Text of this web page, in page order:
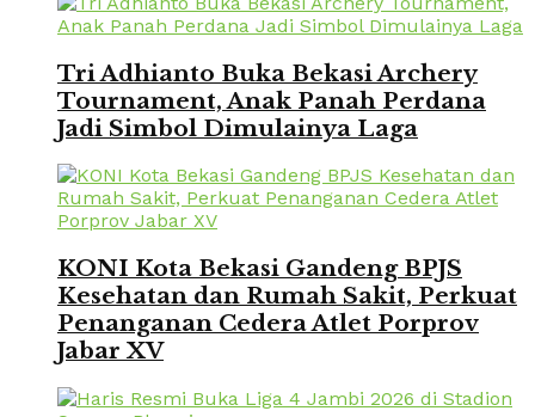
Tri Adhianto Buka Bekasi Archery
Tournament, Anak Panah Perdana
Jadi Simbol Dimulainya Laga
KONI Kota Bekasi Gandeng BPJS
Kesehatan dan Rumah Sakit, Perkuat
Penanganan Cedera Atlet Porprov
Jabar XV